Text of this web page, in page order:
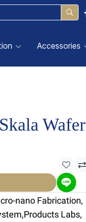
Accessories
Wafer
nano Fabrication,
,Products Labs,